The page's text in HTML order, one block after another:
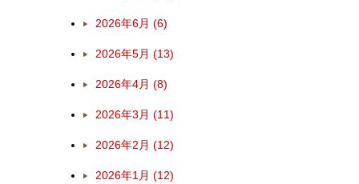
2026年6月 (6)
2026年5月 (13)
2026年4月 (8)
2026年3月 (11)
2026年2月 (12)
2026年1月 (12)